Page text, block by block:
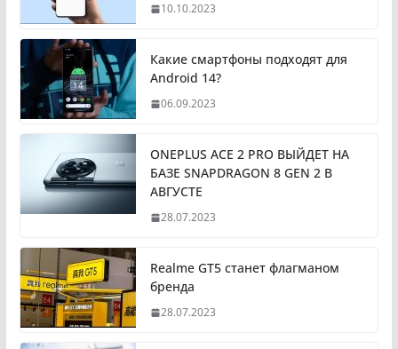
10.10.2023
Какие смартфоны подходят для
Android 14?
06.09.2023
ONEPLUS ACE 2 PRO ВЫЙДЕТ НА
БАЗЕ SNAPDRAGON 8 GEN 2 В
АВГУСТЕ
28.07.2023
Realme GT5 станет флагманом
бренда
28.07.2023